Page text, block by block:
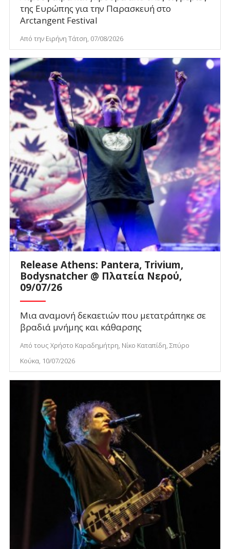
της Ευρώπης για την Παρασκευή στο
Arctangent Festival
Από την Ειρήνη Τάτση, 07/08/2026
Release Athens: Pantera, Trivium,
Bodysnatcher @ Πλατεία Νερού,
09/07/26
Μια αναμονή δεκαετιών που μετατράπηκε σε
βραδιά μνήμης και κάθαρσης
Από τους Χρήστο Καραδημήτρη, Νίκο Καταπίδη, Σπύρο
Κούκα, 10/07/2026